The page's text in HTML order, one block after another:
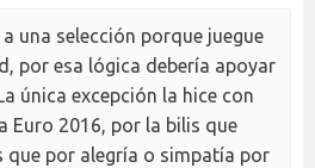
una selección porque juegue
por esa lógica debería apoyar
única excepción la hice con
Euro 2016, por la bilis que
que por alegría o simpatía por